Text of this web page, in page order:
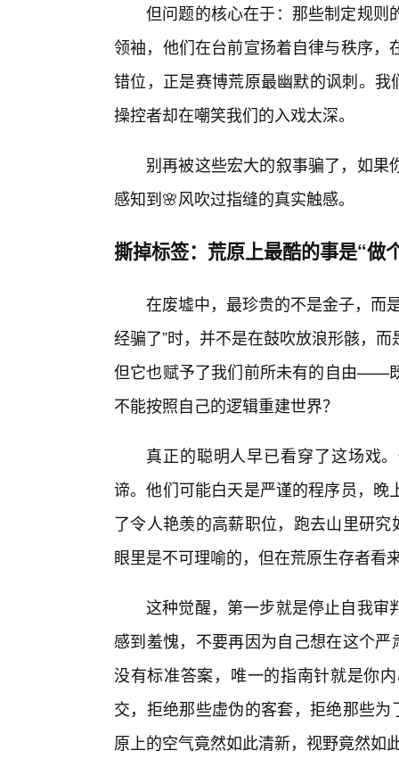
但问题的核心在于：那些制定规则
领袖，他们在台前宣扬着自律与秩序
错位，正是赛博荒原最幽默的讽刺。
操控者却在嘲笑我们的入戏太深。
别再被这些宏大的叙事骗了，如
感知到🌸风吹过指缝的真实触感。
撕掉标签：荒原上最酷的事是“做
在废墟中，最珍贵的不是金子，而
经骗了”时，并不是在鼓吹放浪形骸，
但它也赋予了我们前所未有的自由——
不能按照自己的逻辑重建世界？
真正的聪明人早已看穿了这场戏
谛。他们可能白天是严谨的程序员，
了令人艳羡的高薪职位，跑去山里研
眼里是不可理喻的，但在荒原生存者看
这种觉醒，第一步就是停止自我审
感到羞愧，不要再因为自己想在这个
没有标准答案，唯一的指南针就是你
交，拒绝那些虚伪的客套，拒绝那些
原上的空气竟然如此清新，视野竟然如